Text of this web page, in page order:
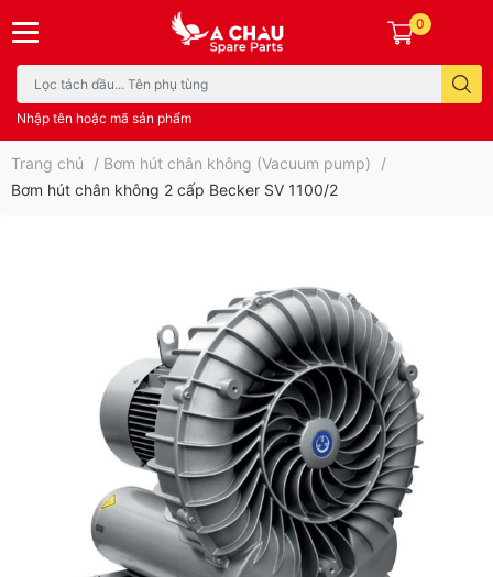
Nhập tên hoặc mã sản phẩm
0
Trang chủ / Bơm hút chân không (Vacuum pump)
/
Bơm hút chân không 2 cấp Becker SV 1100/2